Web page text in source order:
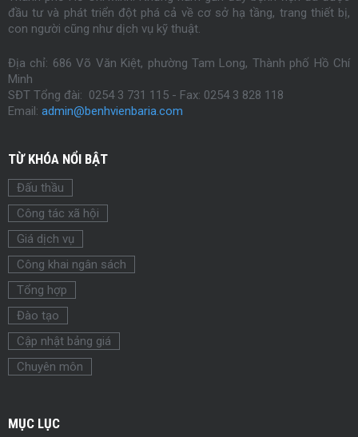
đầu tư và phát triển đột phá cả về cơ sở hạ tầng, trang thiết bị,
con người cũng như dịch vụ kỹ thuật.
Địa chỉ: 686 Võ Văn Kiệt, phường Tam Long, Thành phố Hồ Chí
Minh
SĐT Tổng đài: 0254 3 731 115 - Fax: 0254 3 828 118
Email: admin@benhvienbaria.com
TỪ KHÓA NỔI BẬT
Đấu thầu
Công tác xã hội
Giá dịch vụ
Công khai ngân sách
Tổng hợp
Đào tạo
Cập nhật bảng giá
Chuyên môn
MỤC LỤC